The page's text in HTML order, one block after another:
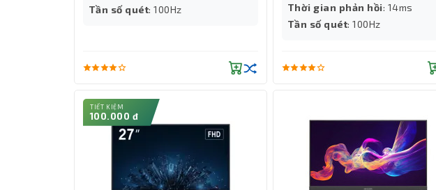
Tần số quét: 100Hz
Thời gian phản hồi: 14ms
Tần số quét: 100Hz
TIẾT KIỆM
100.000 đ